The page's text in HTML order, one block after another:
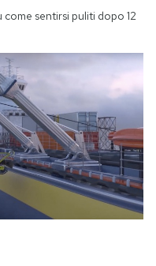
come sentirsi puliti dopo 12